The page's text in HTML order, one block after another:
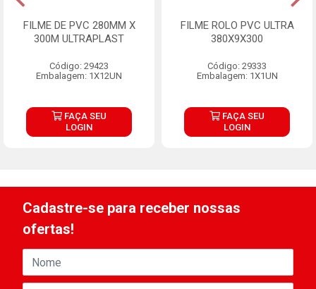
FILME DE PVC 280MM X
300M ULTRAPLAST
Código: 29423
Embalagem: 1X12UN
FAÇA SEU
LOGIN
FILME ROLO PVC ULTRA
380X9X300
Código: 29333
Embalagem: 1X1UN
FAÇA SEU
LOGIN
Cadastre-se para receber nossas
ofertas!